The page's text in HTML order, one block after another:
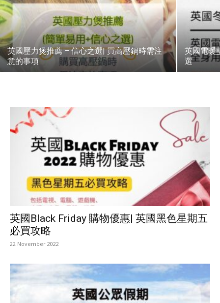
英國壓力煲推薦 – 信心之選| 買高壓鍋時需注
意的事項
英國電暖
選
英國Black Friday 購物優惠| 英國黑色星期五
必買攻略
22 November 2022